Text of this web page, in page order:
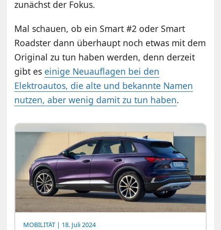
zunächst der Fokus.
Mal schauen, ob ein Smart #2 oder Smart
Roadster dann überhaupt noch etwas mit dem
Original zu tun haben werden, denn derzeit
gibt es einige Neuauflagen bei den
Elektroautos, die alte und bekannte Namen
nutzen, aber wenig damit zu tun haben.
MOBILITÄT | 18. Juli 2024